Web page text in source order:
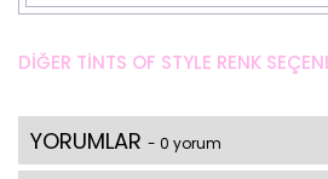
DİĞER TİNTS OF STYLE RENK
YORUMLAR - 0 yorum